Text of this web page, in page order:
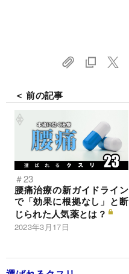
＜ 前の記事
＃23
腰痛治療の新ガイドライン
で「効果に根拠なし」と断
じられた人気薬とは？
2023年3月17日